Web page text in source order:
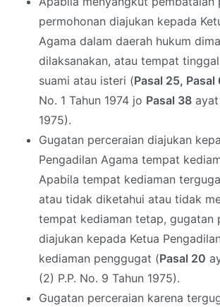
permohonan diajukan kepada
Agama dalam daerah hukum
dilaksanakan, atau tempat
suami atau isteri (Pasal 25, Pasal
No. 1 Tahun 1974 jo Pasal 38 ayat
1975).
Gugatan perceraian diajukan
Pengadilan Agama tempat
Apabila tempat kediaman
atau tidak diketahui atau tidak
tempat kediaman tetap, gugatan
diajukan kepada Ketua
kediaman penggugat (Pasal 20
(2) P.P. No. 9 Tahun 1975).
Gugatan perceraian karena